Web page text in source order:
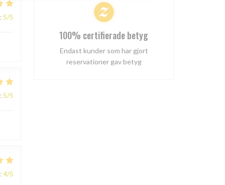
: 5/5
: 5/5
: 4/5
100% certifierade betyg
Endast kunder som har gjort
reservationer gav betyg